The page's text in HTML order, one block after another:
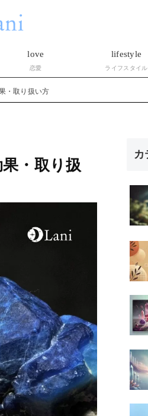
love
恋愛
lifestyle
ライフスタイル
・取り扱い方
・取り扱
カ